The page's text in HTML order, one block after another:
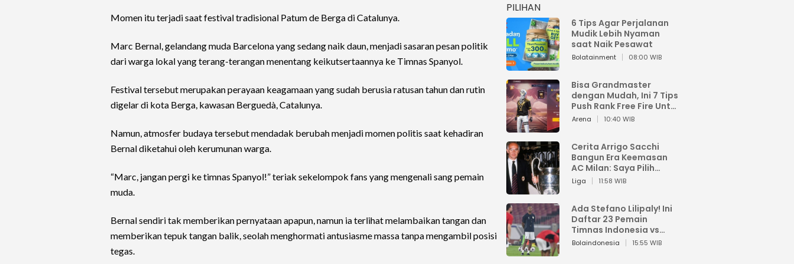
Momen itu terjadi saat festival tradisional Patum de Berga di Catalunya.
Marc Bernal, gelandang muda Barcelona yang sedang naik daun, menjadi sasaran pesan politik
dari warga lokal yang terang-terangan menentang keikutsertaannya ke Timnas Spanyol.
Festival tersebut merupakan perayaan keagamaan yang sudah berusia ratusan tahun dan rutin
digelar di kota Berga, kawasan Berguedà, Catalunya.
Namun, atmosfer budaya tersebut mendadak berubah menjadi momen politis saat kehadiran
Bernal diketahui oleh kerumunan warga.
“Marc, jangan pergi ke timnas Spanyol!” teriak sekelompok fans yang mengenali sang pemain
muda.
Bernal sendiri tak memberikan pernyataan apapun, namun ia terlihat melambaikan tangan dan
memberikan tepuk tangan balik, seolah menghormati antusiasme massa tanpa mengambil posisi
tegas.
PILIHAN
6 Tips Agar Perjalanan
Mudik Lebih Nyaman
saat Naik Pesawat
Bolatainment 08:00 WIB
Bisa Grandmaster
dengan Mudah, Ini 7 Tips
Push Rank Free Fire Untuk
Pemula
Arena 10:40 WIB
Cerita Arrigo Sacchi
Bangun Era Keemasan
AC Milan: Saya Pilih
Pemain dari Isi Otaknya
Liga 11:58 WIB
Ada Stefano Lilipaly! Ini
Daftar 23 Pemain
Timnas Indonesia vs
China
Bolaindonesia 15:55 WIB